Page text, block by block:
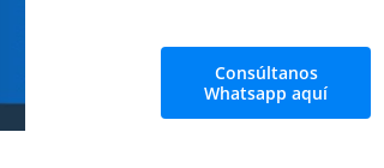
Consúltanos
Whatsapp aquí